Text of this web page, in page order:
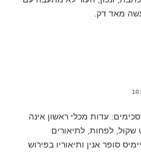
מאד דק.
עדות מכלי ראשון אינה
שקול, לפחות, לתיאורים
סופר אנין ותיאוריו בפירוש